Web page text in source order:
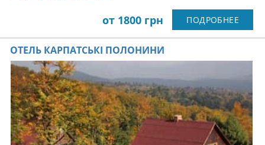
от 1800 грн ПОДРОБНЕЕ
ОТЕЛЬ КАРПАТСЬКІ ПОЛОНИНИ